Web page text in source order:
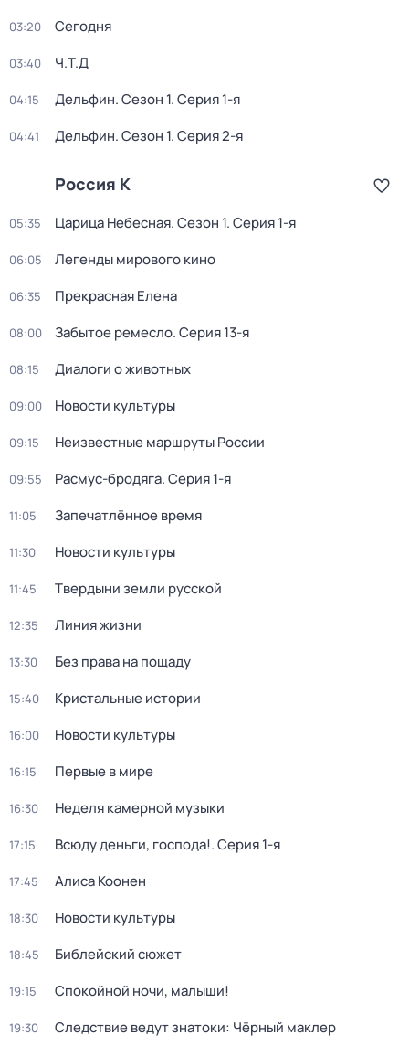
03:20 Сегодня
03:40 Ч.T.Д
04:15 Дельфин. Сезон 1. Серия 1-я
04:41 Дельфин. Сезон 1. Серия 2-я
Россия К
05:35 Царица Небесная. Сезон 1. Серия 1-я
06:05 Легенды мирового кино
06:35 Прекрасная Елена
08:00 Забытое ремесло. Серия 13-я
08:15 Диалоги о животных
09:00 Новости культуры
09:15 Неизвестные маршруты России
09:55 Расмус-бродяга. Серия 1-я
11:05 Запечатлённое время
11:30 Новости культуры
11:45 Твердыни земли русской
12:35 Линия жизни
13:30 Без права на пощаду
15:40 Кристальные истории
16:00 Новости культуры
16:15 Первые в мире
16:30 Неделя камерной музыки
17:15 Всюду деньги, господа!. Серия 1-я
17:45 Алиса Коонен
18:30 Новости культуры
18:45 Библейский сюжет
19:15 Спокойной ночи, малыши!
19:30 Следствие ведут знатоки: Чёрный маклер